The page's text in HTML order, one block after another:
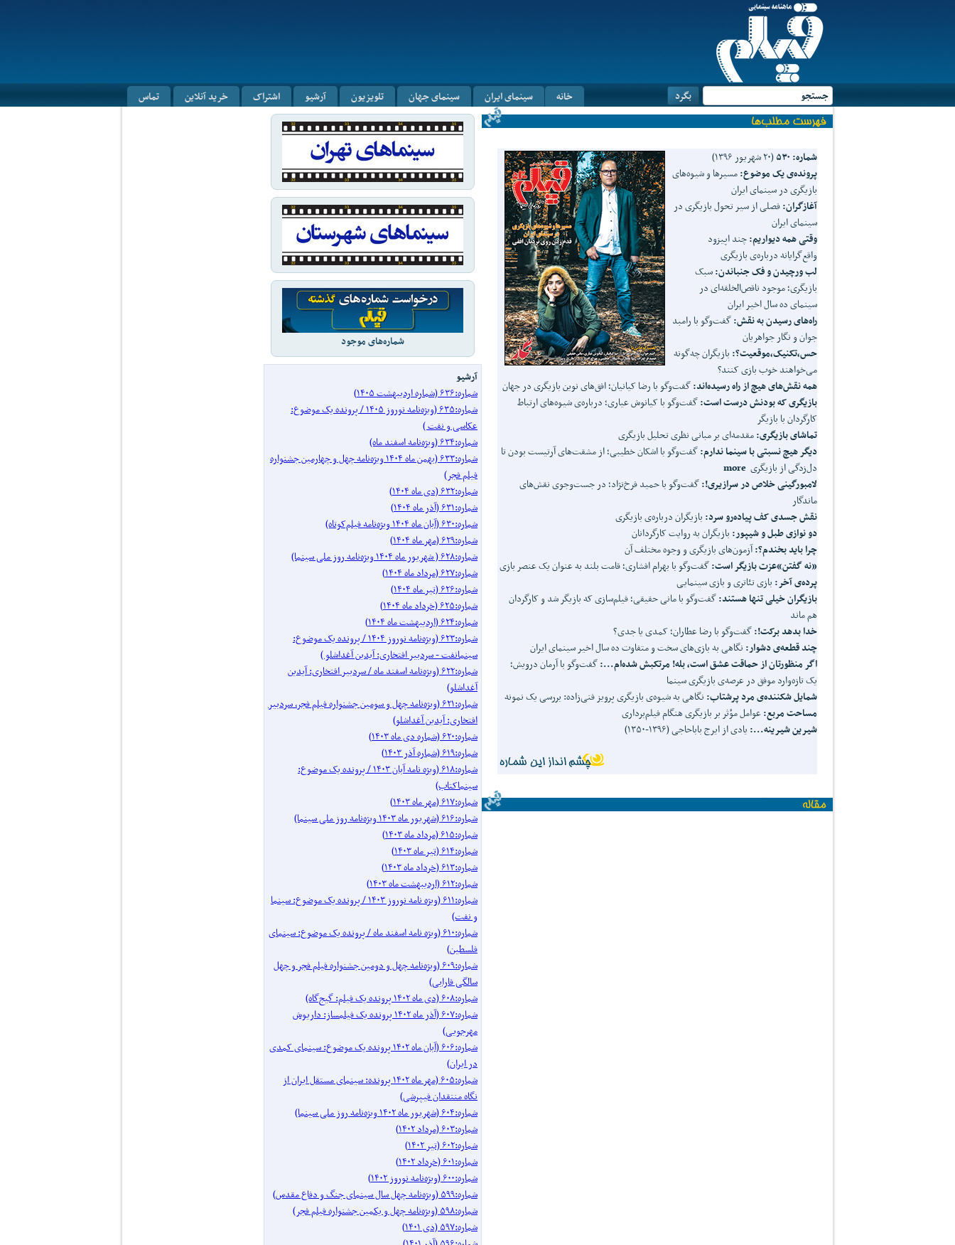
خانه سینمای ایران سینمای جهان تلویزیون آرشیو اشتراک خرید آنلاین تماس
شماره: ۵۳۰
(۲۰ شهریور ۱۳۹۶)
پرونده‌ی یک موضوع:مسیرها و شیوه‌های
بازیگری در سینمای ایران
آغازگران:فصلی از سیر تحول بازیگری در
سینمای ایران
وقتیهمهدیواریم:چند اپیزود
واقع‌گرایانه درباره‌ی بازیگری
لبورچیدنوفکجنباندن:سبک
بازیگری؛ موجود ناقص‌الخلقه‌ای در
سینمای ده سال اخیر ایران
راههای رسیدن به نقش:گفت‌وگو با رامبد
جوان و نگار جواهریان
حس،تکنیک،موقعیت؟: بازیگران چه‌گونه
می‌خواهند خوب بازی کنند؟
همهنقشهایهیچازراهرسیدهاند:گفت‌وگو با رضا کیانیان؛ افق‌های نوین بازیگری در جهان
بازیگریکهبودنشدرستاست:گفت‌وگو با کیانوش عیاری؛ درباره‌ی شیوه‌های ارتباط
کارگردان با بازیگر
تماشایبازیگری:مقدمه‌ای بر مبانی نظری تحلیل بازیگری
دیگر هیچنسبتیباسینماندارم:گفت‌وگو با اشکان خطیبی؛ از مشقت‌های آرتیست بودن تا
دل‌زدگی از بازیگری more
لامبورگینیخلاصدرسرازیری!
:گفت‌وگو با حمید فرخ‌نژاد؛ در جست‌وجوی نقش‌های
ماندگار
نقشجسدیکفپیادهروسرد: بازیگران درباره‌ی بازیگری
دو نوازیطبلوشیپور: بازیگران به روایت کارگردانان
چرابایدبخندم؟:آزمون‌های بازیگری و وجوه مختلف آن
«نهگفتن»عزتبازیگر است:گفت‌وگو با بهرام افشاری؛ قامت بلند به عنوان یک عنصر بازی
پرده‌یآخر: بازی تئاتری و بازی سینمایی
بازیگرانخیلیتنهاهستند:گفت‌وگو با مانی حقیقی؛ فیلم‌سازی که بازیگر شد و کارگردان
هم ماند
خدابدهدبرکت!
:گفت‌وگو با رضا عطاران؛ کمدی یا جدی؟
چندقطعه‌یدشوار: نگاهی به بازی‌های سخت و متفاوت ده سال اخیر سینمای ایران
اگر منظورتانازحماقتعشقاست،بله! مرتکبششدهام...
:گفت‌وگو با آرمان درویش؛
یک تازه‌وارد موفق در عرصه‌ی بازیگری سینما
شمایلشکننده‌یمردپرشتاب: نگاهی به شیوه‌ی بازیگری پرویز فنی‌زاده: بررسی یک نمونه
مساحتمربع:عوامل مؤثر بر بازیگری هنگام فیلم‌برداری
شیرینشیرینه...
: یادی از ایرج باباحاجی (۱۳۹۶‌-‌۱۳۵۰)
شماره‌های موجود
آرشیو
شماره:۶۳۶ (شماره اردیبهشت ۱۴۰۵)
شماره:۶۳۵ (ویژه‌نامه نوروز ۱۴۰۵ / پرونده یک موضوع:
عکاسی و نفت )
شماره:۶۳۴ (ویژه‌نامه اسفند ماه)
شماره:۶۳۳ (بهمن ماه ۱۴۰۴ ویژه‌نامه چهل‌ و‌ چهارمین جشنواره
فیلم فجر)
شماره:۶۳۲ (دی ماه ۱۴۰۴)
شماره:۶۳۱ (آذر ماه ۱۴۰۴)
شماره:۶۳۰ (آبان ماه ۱۴۰۴ ویژه‌نامه فیلم‌کوتاه)
شماره:۶۲۹ (مهر ماه ۱۴۰۴)
شماره:۶۲۸ ( شهریور ماه ۱۴۰۴ ویژه‌نامه روز ملی سینما)
شماره:۶۲۷ (مرداد ماه ۱۴۰۴)
شماره:۶۲۶ (تیر ماه ۱۴۰۴)
شماره:۶۲۵ (خرداد ماه ۱۴۰۴)
شماره:۶۲۴ (اردیبهشت ماه ۱۴۰۴)
شماره:۶۲۳ (ویژه‌نامه نوروز ۱۴۰۴ / پرونده یک موضوع:
سینمانفت - سردبیر افتخاری: آیدین آغداشلو )
شماره:۶۲۲ (ویژه‌نامه اسفند ماه / سردبیر افتخاری: آیدین
آغداشلو)
شماره:۶۲۱ (ویژه‌نامه چهل‌ و‌ سومین جشنواره فیلم فجر، سردبیر
افتخاری: آیدین آغداشلو)
شماره:۶۲۰ (شماره دی ماه ۱۴۰۳)
شماره:۶۱۹ (شماره آذر ۱۴۰۳)
شماره:۶۱۸ (ویژه نامه آبان ۱۴۰۳ / پرونده یک موضوع:
سینماکتاب)
شماره:۶۱۷ (مهر ماه ۱۴۰۳)
شماره:۶۱۶ (شهریور ماه ۱۴۰۳ ویژه‌نامه روز ملی سینما)
شماره:۶۱۵ (مرداد ماه ۱۴۰۳)
شماره:۶۱۴ (تیر ماه ۱۴۰۳)
شماره:۶۱۳ (خرداد ماه ۱۴۰۳)
شماره:۶۱۲ (اردیبهشت ماه ۱۴۰۳)
شماره:۶۱۱ (ویژه نامه نوروز ۱۴۰۳ / پرونده یک موضوع: سینما
و نفت)
شماره:۶۱۰ (ویژه نامه اسفند ماه / پرونده یک موضوع: سینمای
فلسطین)
شماره:۶۰۹ (ویژه‌نامه چهل و دومین جشنواره فیلم فجر و چهل
سالگی فارابی)
شماره:۶۰۸ (دی ماه ۱۴۰۲ پرونده یک فیلم: گیج‌گاه)
شماره:۶۰۷ (آذر ماه ۱۴۰۲ پرونده یک فیلمساز: داریوش
مهرجویی)
شماره:۶۰۶ (آبان ماه ۱۴۰۲ پرونده یک موضوع: سینمای کمدی
در ایران)
شماره:۶۰۵ (مهر ماه ۱۴۰۲ پرونده: سینمای مستقل ایران از
نگاه منتقدان فیپرشی)
شماره:۶۰۴ (شهریور ماه ۱۴۰۲ ویژه‌نامه روز ملی سینما)
شماره:۶۰۳ (مرداد ۱۴۰۲)
شماره:۶۰۲ (تیر ۱۴۰۲)
شماره:۶۰۱ (خرداد ۱۴۰۲)
شماره:۶۰۰ (ویژه‌نامه نوروز ۱۴۰۲)
شماره:۵۹۹ (ویژه‌نامه چهل سال سینمای جنگ و دفاع مقدس)
شماره:۵۹۸ (ویژه‌نامه چهل و یکمین جشنواره فیلم فجر)
شماره:۵۹۷ (دی ۱۴۰۱)